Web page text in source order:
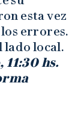
esta vez
errores.
lado local.
11:30 hs.